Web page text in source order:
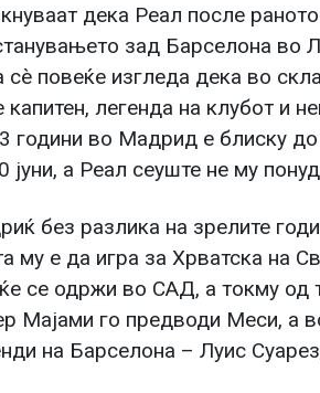
дека Реал после
зад Барселона во
сè повеќе изгледа дека во
капитен, легенда на клубот и
години во Мадрид е блиску
јуни, а Реал сеуште не му
без разлика на зрелите
му е да игра за Хрватска на
се одржи во САД, а токму од
Мајами го предводи Меси, а
на Барселона – Луис